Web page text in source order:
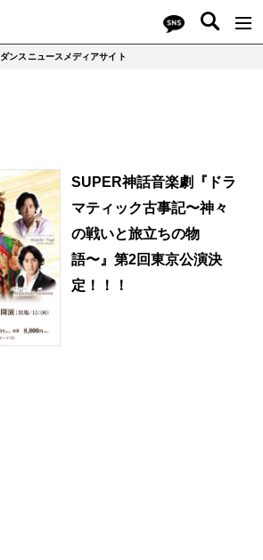
ダンスニュースメディアサイト
SUPER神話音楽劇『ドラ
マティック古事記〜神々
の戦いと旅立ちの物
語〜』第2回東京公演決
定！！！